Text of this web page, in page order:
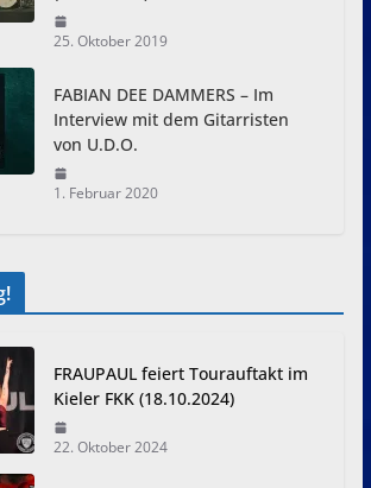
25. Oktober 2019
FABIAN DEE DAMMERS – Im
Interview mit dem Gitarristen
von U.D.O.
1. Februar 2020
FRAUPAUL feiert Tourauftakt im
Kieler FKK (18.10.2024)
22. Oktober 2024